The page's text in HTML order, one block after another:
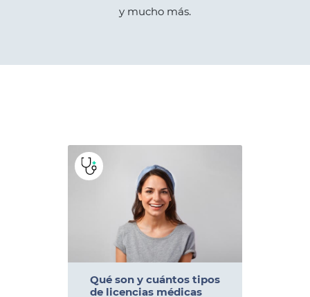
y mucho más.
Qué son y cuántos tipos
de licencias médicas